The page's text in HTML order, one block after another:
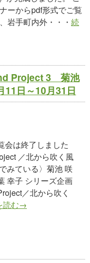
ーからpdf形式でご覧
岩手町内外・・・ 続
Project 3 菊池
日～10月31日
終了しました
／北から吹く風
みている〉菊池 咲
幸子 シリーズ企画
／北から吹く
読む→